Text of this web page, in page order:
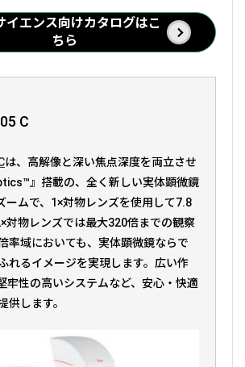
イエンス向けカタログはこ
ちら
C
は、高解像と深い焦点深度を両立させ
』搭載の、全く新しい実体顕微鏡
ームで、1×対物レンズを使用して7.8
対物レンズでは最大320倍までの観察
率域においても、実体顕微鏡ならで
れるイメージを実現します。広い作
牢性の高いシステムなど、安心・快適
供します。